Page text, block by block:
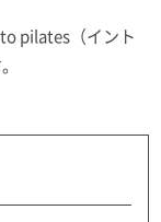
pilates（イント